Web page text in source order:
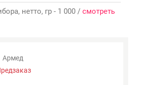
нетто, гр - 1 000 / смотреть
Армед